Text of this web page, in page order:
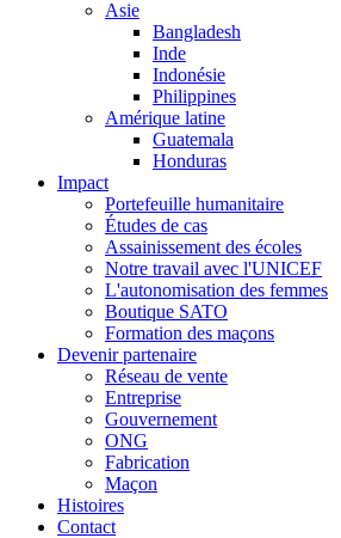
Asie
Bangladesh
Inde
Indonésie
Philippines
Amérique latine
Guatemala
Honduras
Impact
Portefeuille humanitaire
Études de cas
Assainissement des écoles
Notre travail avec l'UNICEF
L'autonomisation des femmes
Boutique SATO
Formation des maçons
Devenir partenaire
Réseau de vente
Entreprise
Gouvernement
ONG
Fabrication
Maçon
Histoires
Contact